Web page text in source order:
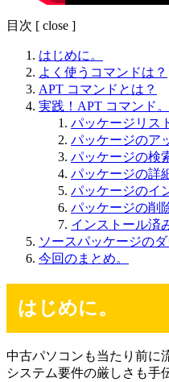
目次 [ close ]
はじめに。
よく使うコマンドは？
APT コマンドとは？
実践！APT コマンド。
パッケージリス
パッケージのア
パッケージの検
パッケージの詳
パッケージのイ
パッケージの削
インストール済
ソースパッケージの
今回のまとめ。
はじめに。
中古パソコンも当たり前に
システム要件の厳しさも手